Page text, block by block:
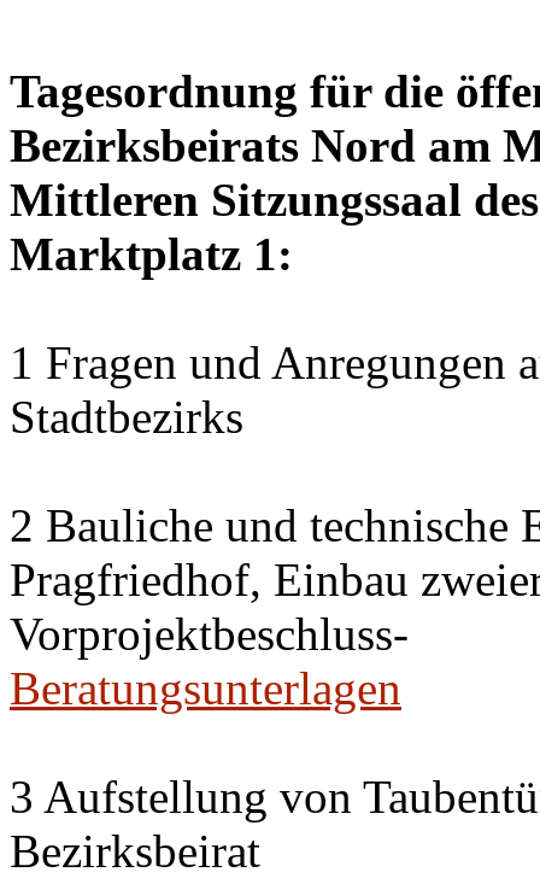
Tagesordnung für die
Bezirksbeirats Nord am
Mittleren Sitzungssaal
Marktplatz 1:
1 Fragen und Anregungen
Stadtbezirks
2 Bauliche und technische
Pragfriedhof, Einbau
Vorprojektbeschluss-
Beratungsunterlagen
3 Aufstellung von
Bezirksbeirat